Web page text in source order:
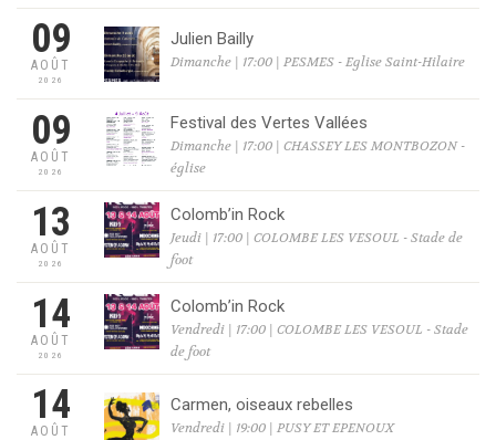
09
AOÛT
2026
Julien Bailly
Dimanche | 17:00 | PESMES - Eglise Saint-Hilaire
09
AOÛT
2026
Festival des Vertes Vallées
Dimanche | 17:00 | CHASSEY LES MONTBOZON -
église
13
AOÛT
2026
Colomb’in Rock
Jeudi | 17:00 | COLOMBE LES VESOUL - Stade de
foot
14
AOÛT
2026
Colomb’in Rock
Vendredi | 17:00 | COLOMBE LES VESOUL - Stade
de foot
14
AOÛT
Carmen, oiseaux rebelles
Vendredi | 19:00 | PUSY ET EPENOUX